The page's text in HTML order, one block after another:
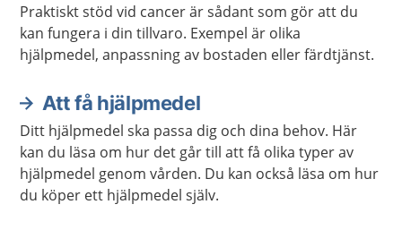
Praktiskt stöd vid cancer är sådant som gör att du
kan fungera i din tillvaro. Exempel är olika
hjälpmedel, anpassning av bostaden eller färdtjänst.
Att få hjälpmedel
Ditt hjälpmedel ska passa dig och dina behov. Här
kan du läsa om hur det går till att få olika typer av
hjälpmedel genom vården. Du kan också läsa om hur
du köper ett hjälpmedel själv.